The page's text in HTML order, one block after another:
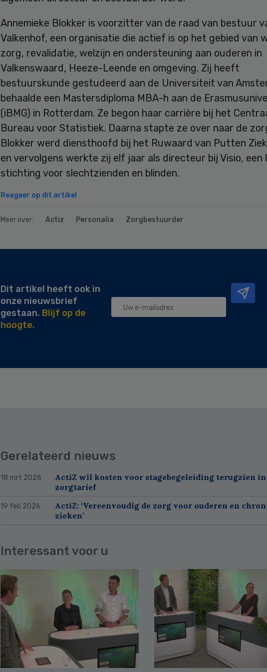
Annemieke Blokker is voorzitter van de raad van bestuur
Valkenhof, een organisatie die actief is op het gebied van
zorg, revalidatie, welzijn en ondersteuning aan ouderen in
Valkenswaard, Heeze-Leende en omgeving. Zij heeft
bestuurskunde gestudeerd aan de Universiteit van
behaalde een Mastersdiploma MBA-h aan de
(iBMG) in Rotterdam. Ze begon haar carrière bij het
Bureau voor Statistiek. Daarna stapte ze over naar de
Blokker werd diensthoofd bij het Ruwaard van Putten
en vervolgens werkte zij elf jaar als directeur bij Visio, een
stichting voor slechtzienden en blinden.
Reageer op dit artikel
Meer over: Actiz Personalia Zorgbestuurder
Dit artikel heeft ook in
onze nieuwsbrief
gestaan. Blijf op de
hoogte.
Gerelateerd nieuws
18 mrt 2026
ActiZ wil kosten voor stagebegeleiding terugzien in
zorgtarief
19 feb 2026
ActiZ: ‘Vereenvoudig de zorg voor ouderen en
zieken’
Interessant voor u